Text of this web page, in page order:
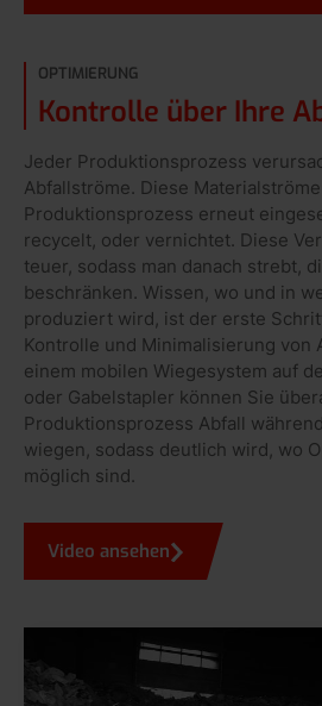
OPTIMIERUNG
Kontrolle über Ihre
Jeder Produktionsprozess
Abfallströme. Diese
Produktionsprozess erneut
recycelt, oder vernichtet. Diese
teuer, sodass man danach strebt,
beschränken. Wissen, wo und in
produziert wird, ist der erste
Kontrolle und Minimalisierung von
einem mobilen Wiegesystem auf
oder Gabelstapler können Sie
Produktionsprozess Abfall
wiegen, sodass deutlich wird, wo
möglich sind.
Video ansehen